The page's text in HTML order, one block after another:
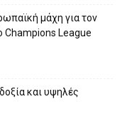
μάχη για τον
Champions League
και υψηλές